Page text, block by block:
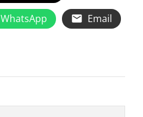
WhatsApp
Email